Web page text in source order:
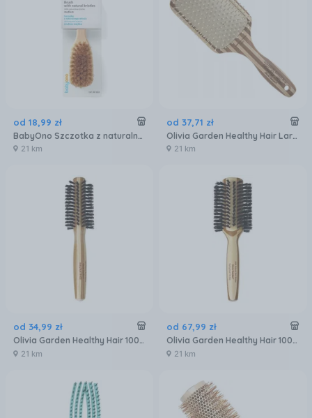
od 18,99 zł
BabyOno Szczotka z naturalnego włosia średnio miękka 1655
21 km
od 37,71 zł
Olivia Garden Healthy Hair Large Ionic Paddle szczotka HH P7
21 km
od 34,99 zł
Olivia Garden Healthy Hair 100% Natural Boar Bristles Grzebień do Włosów Styling Brush Hh-B20
21 km
od 67,99 zł
Olivia Garden Healthy Hair 100% Natural Boar Bristles Grzebień do Włosów Styling Brush Hh-B40
21 km